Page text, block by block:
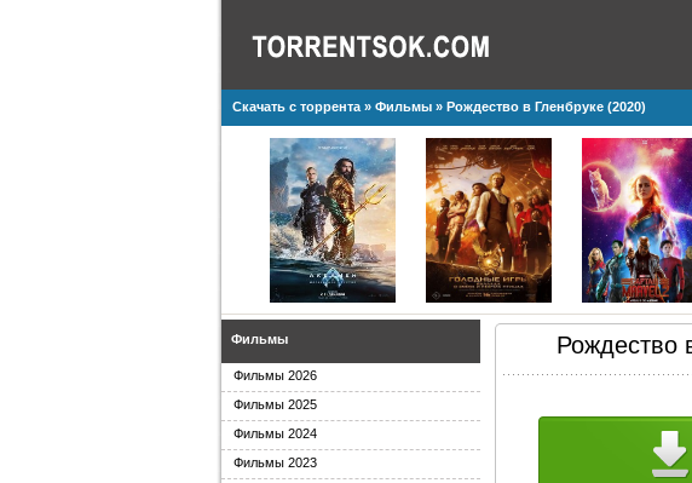
Скачать с торрента» Фильмы» Рождество в Гленбруке (2020)
Рождество
Фильмы
Фильмы 2026
Фильмы 2025
Фильмы 2024
Фильмы 2023